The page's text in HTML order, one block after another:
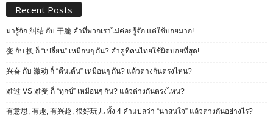
Recent Posts
มารู้จัก 纠结 กับ 干脆 คำที่พวกเราไม่ค่อยรู้จัก แต่ใช้บ่อยมาก!
变 กับ 换 ก็ “เปลี่ยน” เหมือนๆ กัน? คำคู่ที่คนไทยใช้ผิดบ่อยที่สุด!
兴奋 กับ 激动 ก็ “ตื่นเต้น” เหมือนๆ กัน? แล้วต่างกันตรงไหน?
难过 VS 难受 ก็ “ทุกข์” เหมือนๆ กัน? แล้วต่างกันตรงไหน?
有意思, 有趣, 有兴趣, 很好玩儿 ทั้ง 4 คำแปลว่า “น่าสนใจ” แล้วต่างกันอย่างไร?